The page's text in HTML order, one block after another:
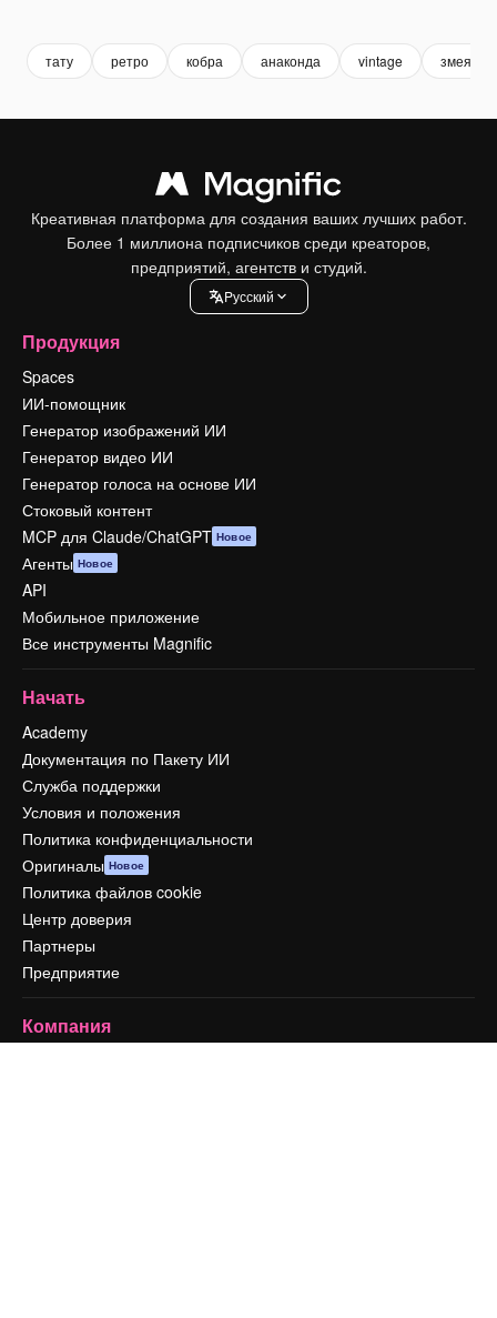
тату ретро кобра анаконда vintage змея
Креативная платформа для создания ваших лучших работ.
Более 1 миллиона подписчиков среди креаторов,
предприятий, агентств и студий.
Pусский
Продукция
Spaces
ИИ-помощник
Генератор изображений ИИ
Генератор видео ИИ
Генератор голоса на основе ИИ
Стоковый контент
MCP для Claude/ChatGPT Новое
Агенты Новое
API
Мобильное приложение
Все инструменты Magnific
Начать
Academy
Документация по Пакету ИИ
Служба поддержки
Условия и положения
Политика конфиденциальности
Оригиналы Новое
Политика файлов cookie
Центр доверия
Партнеры
Предприятие
Компания